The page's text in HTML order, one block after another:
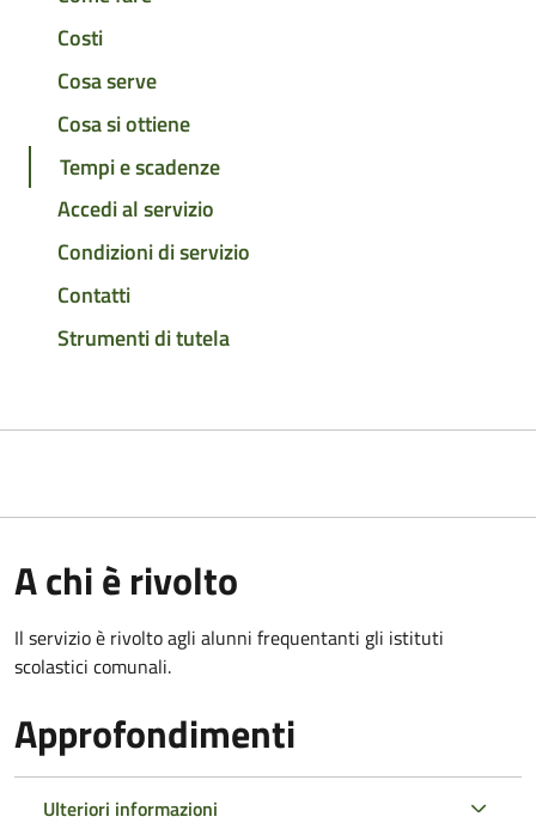
Costi
Cosa serve
Cosa si ottiene
Tempi e scadenze
Accedi al servizio
Condizioni di servizio
Contatti
Strumenti di tutela
A chi è rivolto
Il servizio è rivolto agli alunni frequentanti gli istituti
scolastici comunali.
Approfondimenti
Ulteriori informazioni